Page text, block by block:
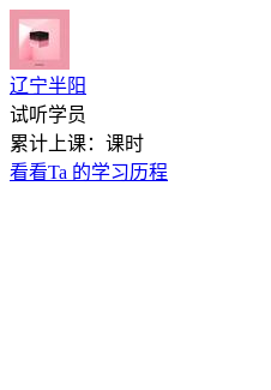
辽宁半阳
试听学员
累计上课：课时
看看Ta 的学习历程